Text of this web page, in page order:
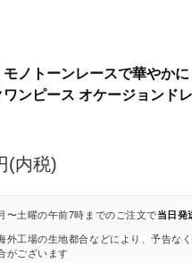
モノトーンレースで華やか
ワンピース オケージョンド
(内税)
〜土曜の午前7時までのご注文で当日発
外工場の生地都合などにより、予告な
がございます